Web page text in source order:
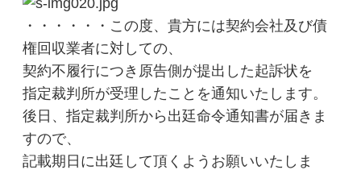
・・・・・・この度、貴方には契約会社及び債
権回収業者に対しての、
契約不履行につき原告側が提出した起訴状を
指定裁判所が受理したことを通知いたします。
後日、指定裁判所から出廷命令通知書が届きま
すので、
記載期日に出廷して頂くようお願いいたしま